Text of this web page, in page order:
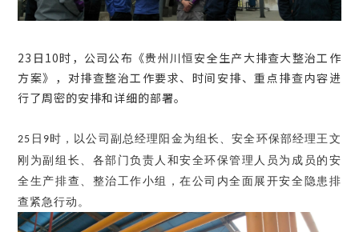
23 日10时，公司公布《贵州川恒安全生产大排查大整治工作
方案》，对排查整治工作要求、时间安排、重点排查内容进
行了周密的安排和详细的部署。
25 日 9 时，以公司副总经理阳金为组长、安全环保部经理王文
刚为副组长、各部门负责人和安全环保管理人员为成员的安
全生产排查、整治工作小组，在公司内全面展开安全隐患排
查紧急行动。